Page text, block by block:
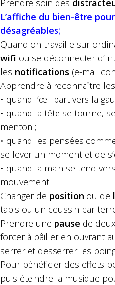
Prendre soin des
L’affiche du bien-être
désagréables)
Quand on travaille sur
wifi ou se déconnecter
les notifications (e-mail
Apprendre à reconnaître les
• quand l’œil part vers la
• quand la tête se tourne,
menton ;
• quand les pensées
se lever un moment et de
• quand la main se tend
mouvement.
Changer de position ou de
tapis ou un coussin par
Prendre une pause de
forcer à bâiller en ouvrant
serrer et desserrer les
Pour bénéficier des effets
puis éteindre la musique